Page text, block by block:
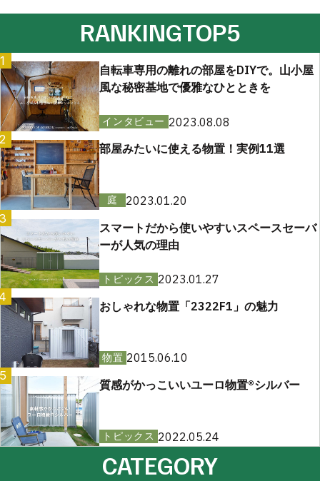
RANKINGTOP5
1
自転車専用の離れの部屋をDIYで。山小屋
風な秘密基地で優雅なひとときを
インタビュー 2023.08.08
2
部屋みたいに使える物置！実例11選
庭
2023.01.20
スマートだから使いやすいスペースセーバ
ーが人気の理由
トピックス 2023.01.27
おしゃれな物置「2322F1」の魅力
物置 2015.06.10
質感がかっこいいユーロ物置®︎シルバー
トピックス 2022.05.24
CATEGORY